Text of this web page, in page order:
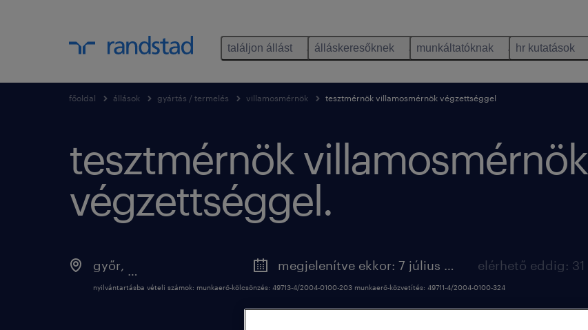
találjon állást álláskeresőknek munkáltatóknak hr kutatások
főoldal állások gyártás / termelés villamosmérnök tesztmérnök villamosmérnök végzettséggel
tesztmérnök villamosmérnök
végzettséggel.
győr, megjelenítve ekkor: 7 július 2026
nyilvántartásba vételi számok: munkaerő-kölcsönzés: 49713-4/2004-0100-203 munkaerő-közvetítés: 49711-4/2004-0100-324